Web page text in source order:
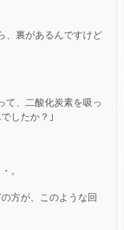
、裏があるんですけど
て、二酸化炭素を吸っ
したか？｣
。
方が、このような回